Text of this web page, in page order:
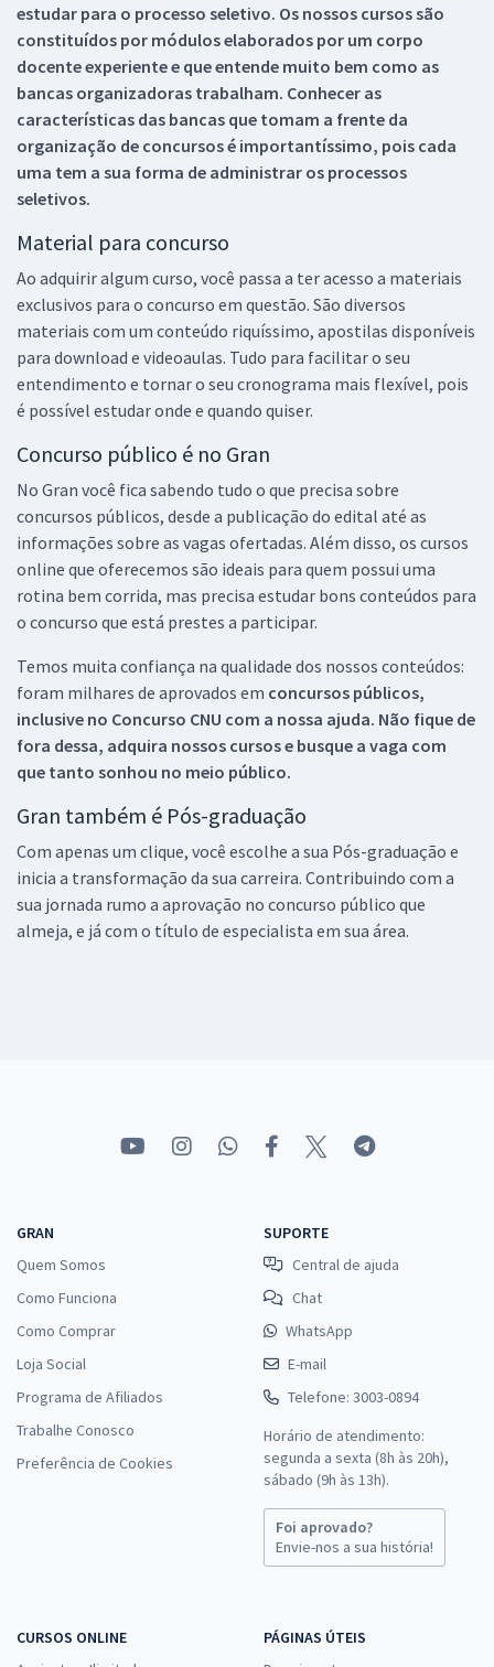
estudar para o processo seletivo. Os nossos cursos são
constituídos por módulos elaborados por um corpo
docente experiente e que entende muito bem como as
bancas organizadoras trabalham. Conhecer as
características das bancas que tomam a frente da
organização de concursos é importantíssimo, pois cada
uma tem a sua forma de administrar os processos
seletivos.
Material para concurso
Ao adquirir algum curso, você passa a ter acesso a materiais
exclusivos para o concurso em questão. São diversos
materiais com um conteúdo riquíssimo, apostilas disponíveis
para download e videoaulas. Tudo para facilitar o seu
entendimento e tornar o seu cronograma mais flexível, pois
é possível estudar onde e quando quiser.
Concurso público é no Gran
No Gran você fica sabendo tudo o que precisa sobre
concursos públicos, desde a publicação do edital até as
informações sobre as vagas ofertadas. Além disso, os cursos
online que oferecemos são ideais para quem possui uma
rotina bem corrida, mas precisa estudar bons conteúdos para
o concurso que está prestes a participar.
Temos muita confiança na qualidade dos nossos conteúdos:
foram milhares de aprovados em concursos públicos,
inclusive no Concurso CNU com a nossa ajuda. Não fique de
fora dessa, adquira nossos cursos e busque a vaga com
que tanto sonhou no meio público.
Gran também é Pós-graduação
Com apenas um clique, você escolhe a sua Pós-graduação e
inicia a transformação da sua carreira. Contribuindo com a
sua jornada rumo a aprovação no concurso público que
almeja, e já com o título de especialista em sua área.
GRAN
Quem Somos
Como Funciona
Como Comprar
Loja Social
Programa de Afiliados
Trabalhe Conosco
Preferência de Cookies
SUPORTE
Central de ajuda
Chat
WhatsApp
E-mail
Telefone: 3003-0894
Horário de atendimento:
segunda a sexta (8h às 20h),
sábado (9h às 13h).
Foi aprovado?
Envie-nos a sua história!
CURSOS ONLINE
PÁGINAS ÚTEIS